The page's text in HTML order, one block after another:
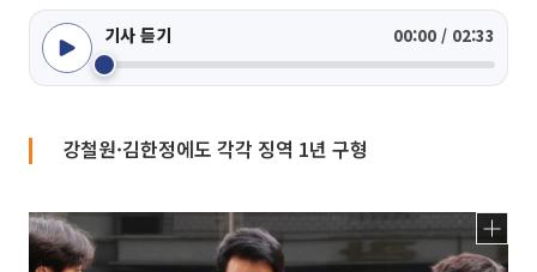
기사 듣기 00:00 / 02:33
강철원·김한정에도 각각 징역 1년 구형